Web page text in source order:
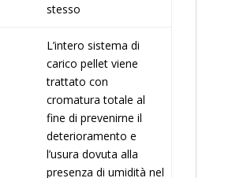
stesso
L’intero sistema di
carico pellet viene
trattato con
cromatura totale al
fine di prevenirne il
deterioramento e
l’usura dovuta alla
presenza di umidità nel